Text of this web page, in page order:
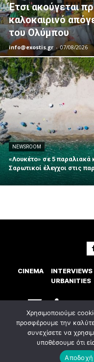
Έτσι ακούγεται
καλοκαιρινό
του Ολύμπου
info@exostis.gr - 07/08/2026
NEWSROOM
«Λουκέτο» σε 5 παραλιακά
Σαρωτικοί έλεγχοι στις
CINEMA INTERVIEWS
URBANITIES
© 2023 Εxostispress - All
Χρησιμοποιούμε
προσφέρουμε την
συνεχίσετε να
υποθέσουμε ότι
Αποδοχή